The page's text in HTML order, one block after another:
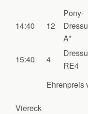
14:40 12
Pony-
A*
15:40 4
RE4
Ehrenpreis
Viereck